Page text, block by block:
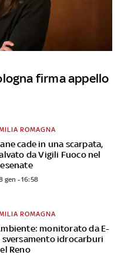
firma appello
cade in una scarpata,
da Vigili Fuoco nel
ROMAGNA
gen - 16:58
monitorato da E-
sversamento idrocarburi
Reno
ROMAGNA